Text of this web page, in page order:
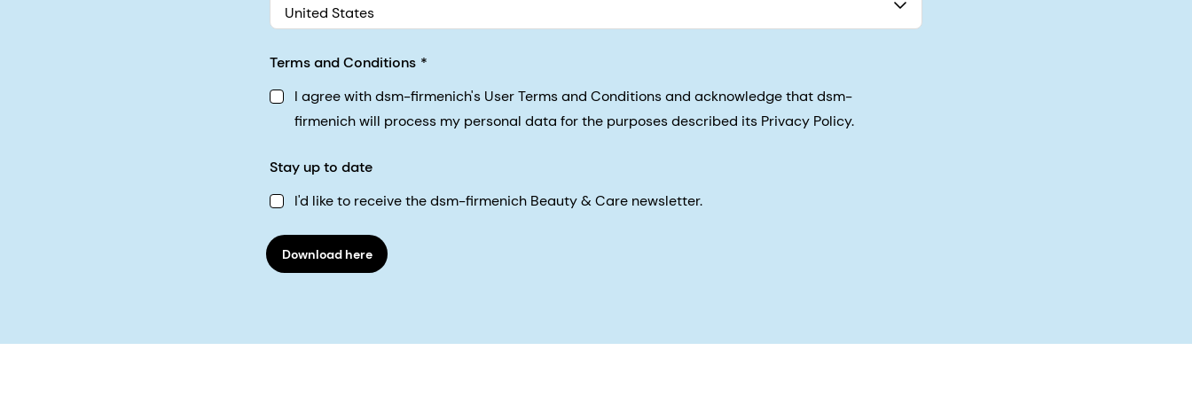
United States
Terms and Conditions
I agree with dsm-firmenich's User Terms and Conditions and acknowledge that dsm-
firmenich will process my personal data for the purposes described its Privacy Policy.
Stay up to date
I'd like to receive the dsm-firmenich Beauty & Care newsletter.
Download here